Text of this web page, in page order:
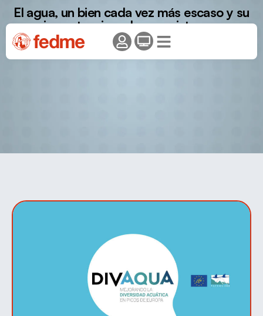
El agua, un bien cada vez más escaso y su
importancia en los ecosistemas
montañosos.